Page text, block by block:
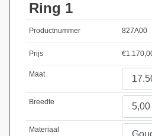
Ring 1
Productnummer 827A00
Prijs €
Maat
Breedte
Materiaal